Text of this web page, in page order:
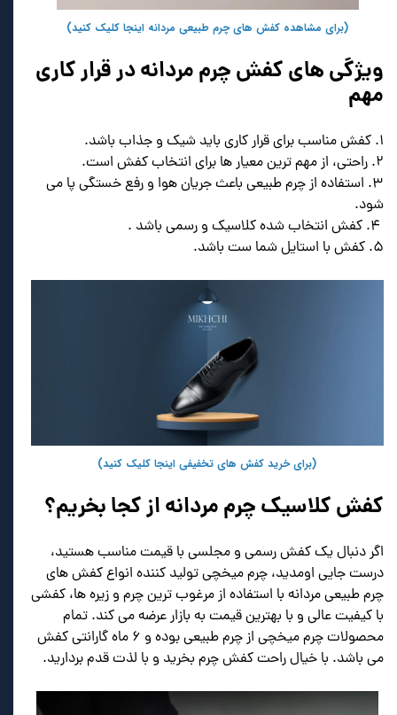
(برای مشاهده کفش های چرم طبیعی مردانه اینجا کلیک کنید)
ویژگی های کفش چرم مردانه در قرار کاری
مهم
۱. کفش مناسب برای قرار کاری باید شیک و جذاب باشد.
۲. راحتی، از مهم ترین معیار ها برای انتخاب کفش است.
۳. استفاده از چرم طبیعی باعث جریان هوا و رفع خستگی پا می
شود.
۵. کفش با استایل شما ست باشد.
(برای خرید کفش های تخفیفی اینجا کلیک کنید)
کفش کلاسیک چرم مردانه از کجا بخریم؟
اگر دنبال یک کفش رسمی و مجلسی با قیمت مناسب هستید،
درست جایی اومدید، چرم میخچی تولید کننده انواع کفش های
چرم طبیعی مردانه با استفاده از مرغوب ترین چرم و زیره ها، کفشی
با کیفیت عالی و با بهترین قیمت به بازار عرضه می کند. تمام
محصولات چرم میخچی از چرم طبیعی بوده و ۶ ماه گارانتی کفش
می باشد. با خیال راحت کفش چرم بخرید و با لذت قدم بردارید.